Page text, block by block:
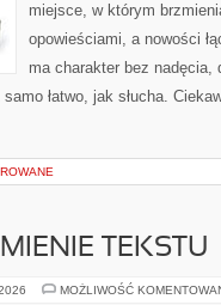
miejsce, w którym
opowieściami, a nowości
ma charakter bez
łatwo, jak słucha.
TEKSTU
MOŻLIWOŚĆ